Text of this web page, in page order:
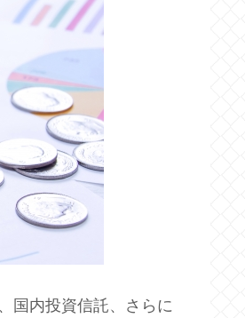
国内投資信託、さらに